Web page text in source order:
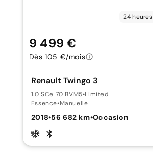
24 heures
Renault Twingo 3
1.0 SCe 70 BVM5•Limited
Essence•Manuelle
2018•56 682 km•Occasion
9 499 €
Dès 105 €/mois